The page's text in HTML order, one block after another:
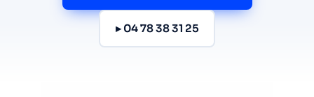
▸ 04 78 38 31 25